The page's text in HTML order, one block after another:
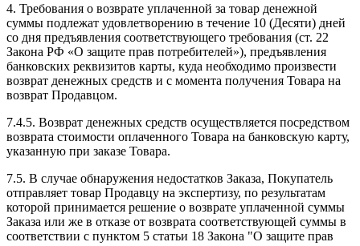
4. Требования о возврате уплаченной за товар денежной
суммы подлежат удовлетворению в течение 10 (Десяти) дней
со дня предъявления соответствующего требования (ст. 22
Закона РФ «О защите прав потребителей»), предъявления
банковских реквизитов карты, куда необходимо произвести
возврат денежных средств и с момента получения Товара на
возврат Продавцом.
7.4.5. Возврат денежных средств осуществляется посредством
возврата стоимости оплаченного Товара на банковскую карту,
указанную при заказе Товара.
7.5. В случае обнаружения недостатков Заказа, Покупатель
отправляет товар Продавцу на экспертизу, по результатам
которой принимается решение о возврате уплаченной суммы
Заказа или же в отказе от возврата соответствующей суммы в
соответствии с пунктом 5 статьи 18 Закона "О защите прав